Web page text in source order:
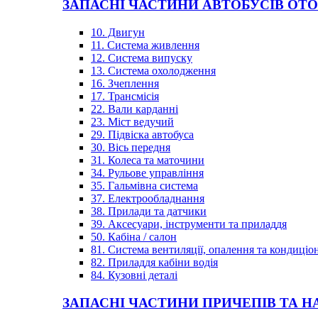
ЗАПАСНІ ЧАСТИНИ АВТОБУСІВ
10. Двигун
11. Система живлення
12. Система випуску
13. Система охолодження
16. Зчеплення
17. Трансмісія
22. Вали карданні
23. Міст ведучий
29. Підвіска автобуса
30. Вісь передня
31. Колеса та маточини
34. Рульове управління
35. Гальмівна система
37. Електрообладнання
38. Прилади та датчики
39. Аксесуари, інструменти та приладдя
50. Кабіна / салон
81. Система вентиляції, опалення та
82. Приладдя кабіни водія
84. Кузовні деталі
ЗАПАСНІ ЧАСТИНИ ПРИЧЕПІВ ТА